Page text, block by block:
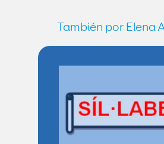
También por Elena